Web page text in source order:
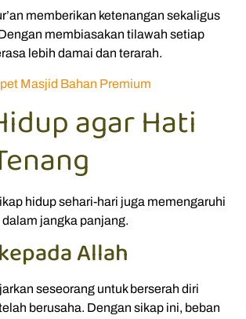
memberikan ketenangan sekaligus
membiasakan tilawah setiap
lebih damai dan terarah.
Masjid Bahan Premium
agar Hati
hidup sehari-hari juga memengaruhi
jangka panjang.
Allah
seseorang untuk berserah diri
berusaha. Dengan sikap ini, beban